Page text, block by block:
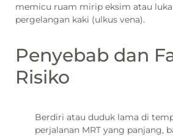
memicu ruam mirip eksim atau
pergelangan kaki (ulkus vena).
Penyebab dan
Risiko
Berdiri atau duduk lama di
perjalanan MRT yang panjang,